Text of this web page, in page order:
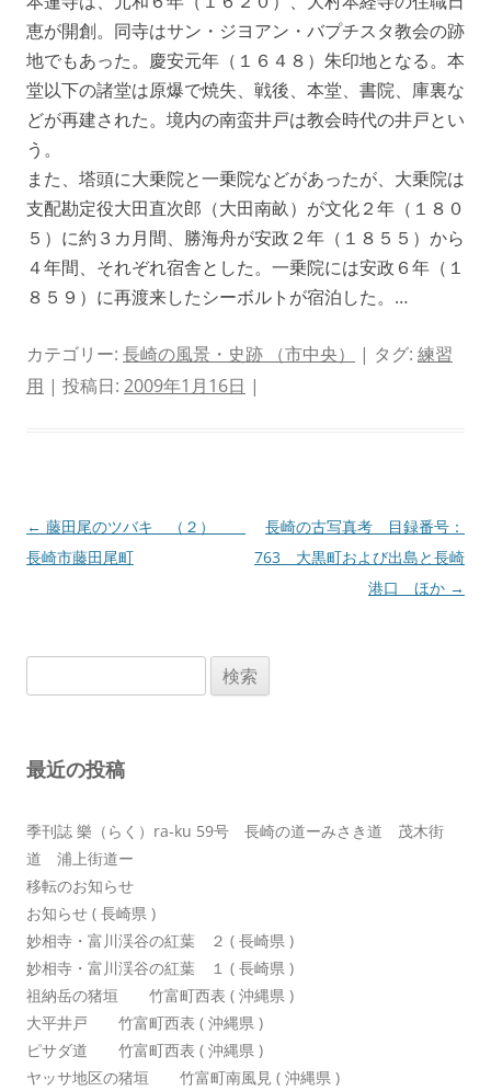
恵が開創。同寺はサン・ジヨアン・バプチスタ教会の跡
地でもあった。慶安元年（１６４８）朱印地となる。本
堂以下の諸堂は原爆で焼失、戦後、本堂、書院、庫裏な
どが再建された。境内の南蛮井戸は教会時代の井戸とい
う。
また、塔頭に大乗院と一乗院などがあったが、大乗院は
支配勘定役大田直次郎（大田南畝）が文化２年（１８０
５）に約３カ月間、勝海舟が安政２年（１８５５）から
４年間、それぞれ宿舎とした。一乗院には安政６年（１
８５９）に再渡来したシーボルトが宿泊した。…
カテゴリー: 長崎の風景・史跡 （市中央） | タグ: 練習
用 | 投稿日: 2009年1月16日 |
投
稿
ン
← 藤田尾のツバキ （２）
長崎市藤田尾町
長崎の古写真考 目録番号：
763 大黒町および出島と長崎
港口 ほか →
索:
最近の投稿
季刊誌 樂（らく）ra-ku 59号 長崎の道ーみさき道 茂木街
道 浦上街道ー
移転のお知らせ
お知らせ ( 長崎県 )
妙相寺・富川渓谷の紅葉 ２ ( 長崎県 )
妙相寺・富川渓谷の紅葉 １ ( 長崎県 )
祖納岳の猪垣 竹富町西表 ( 沖縄県 )
大平井戸 竹富町西表 ( 沖縄県 )
ピサダ道 竹富町西表 ( 沖縄県 )
ヤッサ地区の猪垣 竹富町南風見 ( 沖縄県 )